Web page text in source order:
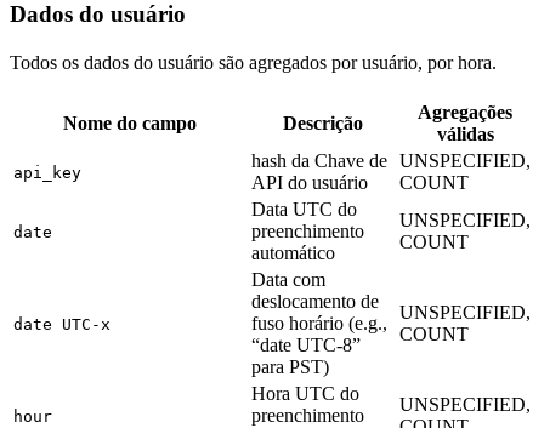
Dados do usuário
Todos os dados do usuário são agregados por usuário, por hora.
Nome do campo Descrição
Agregações
válidas
api_key
hash da Chave de
API do usuário
UNSPECIFIED,
COUNT
date
Data UTC do
preenchimento
automático
UNSPECIFIED,
COUNT
date UTC-x
Data com
deslocamento de
fuso horário (e.g.,
“date UTC-8”
para PST)
UNSPECIFIED,
COUNT
hour
Hora UTC do
preenchimento
UNSPECIFIED,